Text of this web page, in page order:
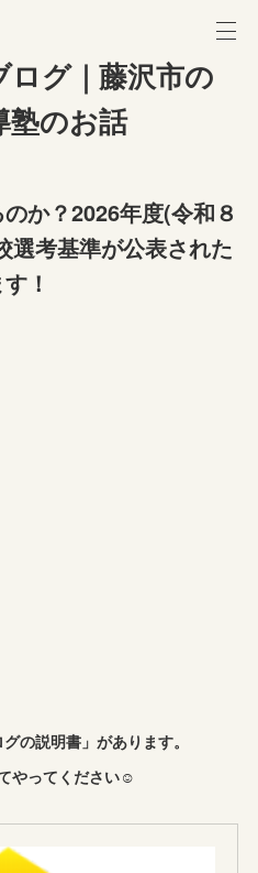
ログ｜藤沢市の
塾のお話
か？2026年度(令和８
選考基準が公表された
！
の説明書」があります。
やってください☺︎